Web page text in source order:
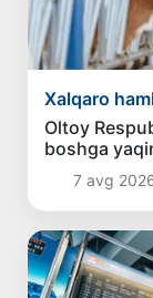
Xalqaro
Oltoy
boshga
7 avg